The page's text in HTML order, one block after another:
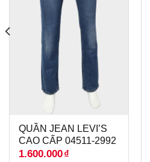
QUẦN JEAN LEVI’S
CAO CẤP 04511-2992
1.600.000₫